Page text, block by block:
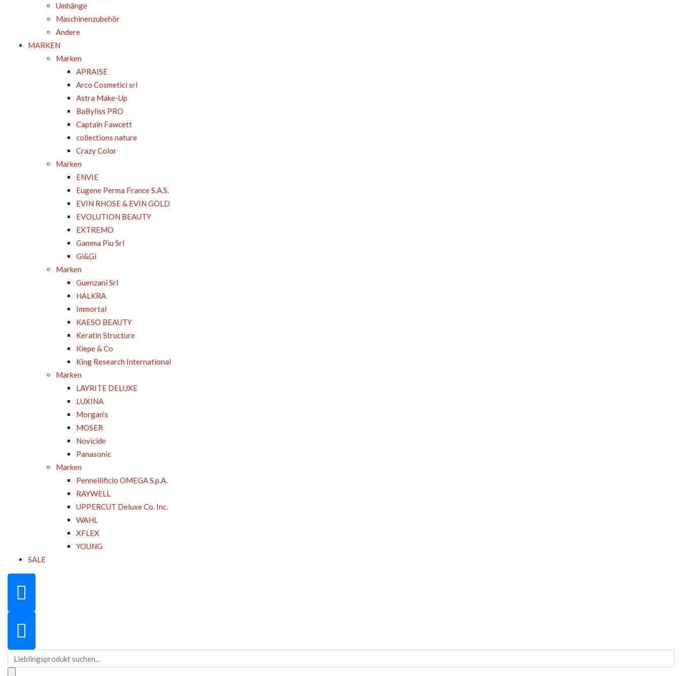
Umhänge
Maschinenzubehör
Andere
MARKEN
Marken
APRAISE
Arco Cosmetici srl
Astra Make-Up
BaByliss PRO
Captain Fawcett
collections nature
Crazy Color
Marken
ENVIE
Eugene Perma France S.A.S.
EVIN RHOSE & EVIN GOLD
EVOLUTION BEAUTY
EXTREMO
Gamma Piu Srl
Gi&Gi
Marken
Guenzani Srl
HALKRA
Immortal
KAESO BEAUTY
Keratin Structure
Kiepe & Co
King Research International
Marken
LAYRITE DELUXE
LUXINA
Morgan’s
MOSER
Novicide
Panasonic
Marken
Pennellificio OMEGA S.p.A.
RAYWELL
UPPERCUT Deluxe Co. Inc.
WAHL
XFLEX
YOUNG
SALE
Suchen
nach: